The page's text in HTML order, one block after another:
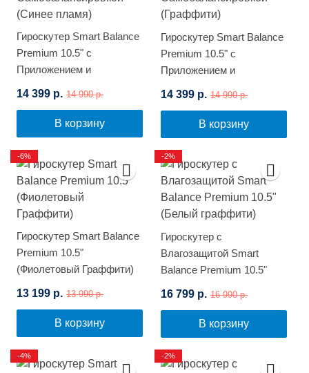
Гироскутер Smart Balance
Premium 10.5" с
Приложением и
(Синее пламя)
14 399 р. 14 990 р.
В корзину
Гироскутер Smart Balance
Premium 10.5" с
Приложением и
(Граффити)
14 399 р. 14 990 р.
В корзину
Гироскутер Smart Balance
Premium 10.5"
(Фиолетовый Граффити)
13 199 р. 13 990 р.
В корзину
-6%
Гироскутер с
Влагозащитой Smart
Balance Premium 10.5"
16 799 р. 16 990 р.
В корзину
-2%
-4% -2%